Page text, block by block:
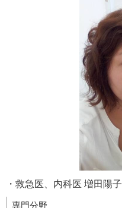
・救急医、内科医 増田陽子
専門分野